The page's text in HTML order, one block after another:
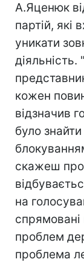
А.Яценюк
партій, які
уникати
кожен
відзначив
було
скажеш про
на
проблем
проблема